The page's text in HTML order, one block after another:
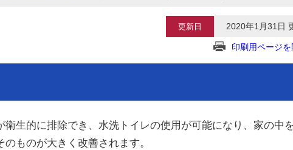
更新日 2020年1月31日
印刷用ページを
生的に排除でき、水洗トイレの使用が可能になり、家の中
ものが大きく改善されます。